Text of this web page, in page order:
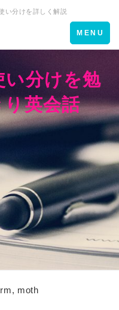
い分けを詳しく解説
Toggle
navigation
MENU
い分けを勉
英会話
moth